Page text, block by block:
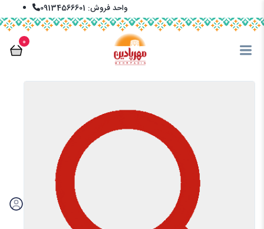
واحد فروش: 09134566601
info@mehrpadin.com
En
0